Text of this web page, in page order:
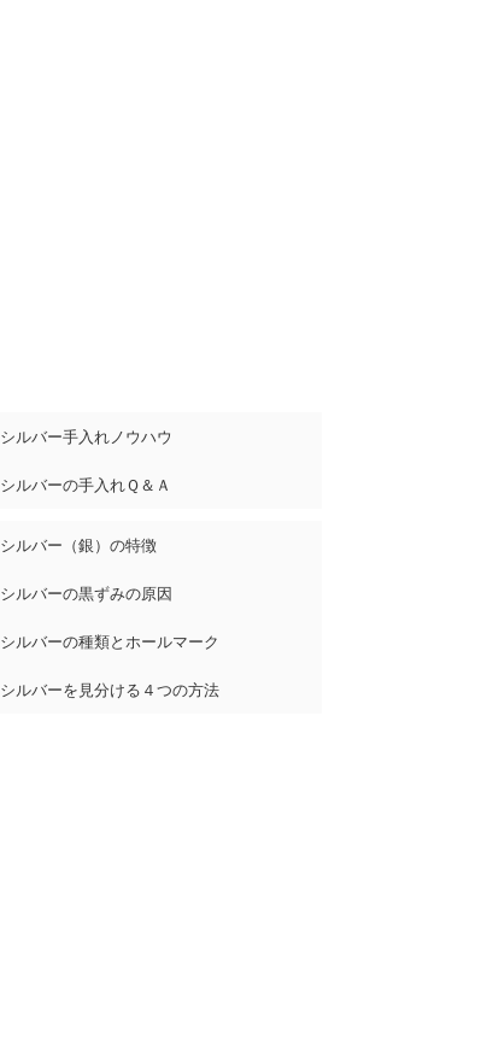
シルバー手入れノウハウ
シルバーの手入れＱ＆Ａ
シルバー（銀）の特徴
シルバーの黒ずみの原因
シルバーの種類とホールマーク
シルバーを見分ける４つの方法